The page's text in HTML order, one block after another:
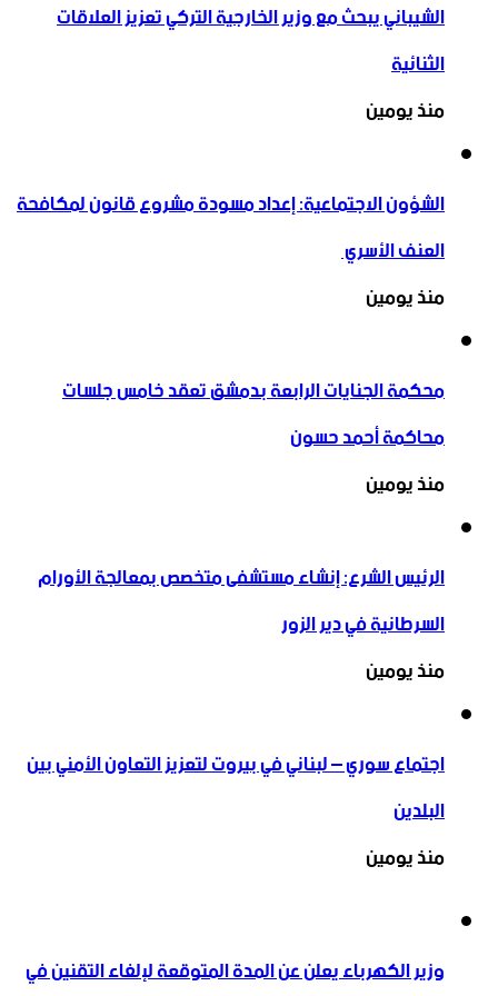
الشيباني يبحث مع وزير الخارجية التركي تعزيز العلاقات
الثنائية
منذ يومين
الشؤون الاجتماعية: إعداد مسودة مشروع قانون لمكافحة
العنف الأسري ‏
منذ يومين
محكمة الجنايات الرابعة بدمشق تعقد خامس جلسات
محاكمة أحمد حسون
منذ يومين
الرئيس الشرع: إنشاء ‌‏مستشفى متخصص بمعالجة الأورام
السرطانية في دير الزور
منذ يومين
اجتماع سوري – لبناني في بيروت لتعزيز التعاون ‏الأمني ‏بين
البلدين
منذ يومين
وزير الكهرباء يعلن عن المدة المتوقعة لإلغاء التقنين في